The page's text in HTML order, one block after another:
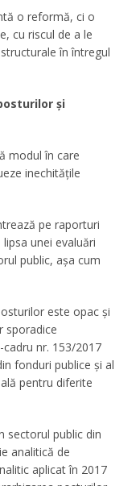
o reformă, ci o
cu riscul de a le
în întregul
și
modul în care
inechitățile
pe raporturi
unei evaluări
public, așa cum
este opac și
sporadice
nr. 153/2017
fonduri publice și al
pentru diferite
sectorul public din
analitică de
aplicat în 2017